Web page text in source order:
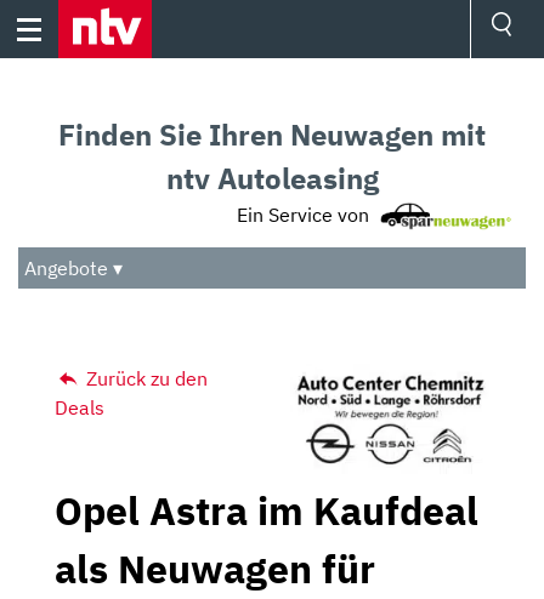
Skip
Audio
Das Beste
Finden Sie Ihren Neuwagen mit
ntv Autoleasing
Ein Service von
Angebote ▾
Zurück zu den
Deals
Opel Astra im Kaufdeal
als Neuwagen für